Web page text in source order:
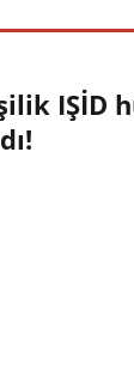
IŞİD